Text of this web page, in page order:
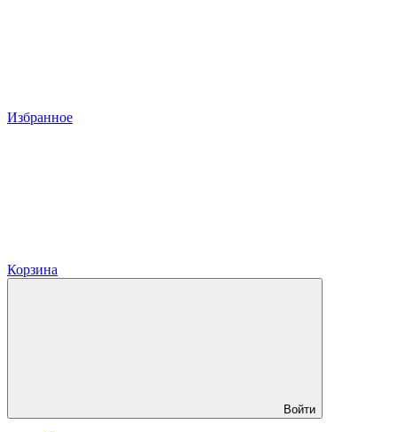
Избранное
Корзина
Войти